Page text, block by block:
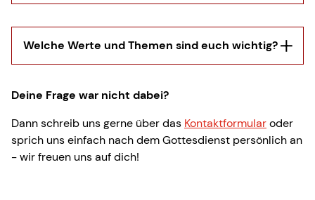
Gemeinschaft in einer offenen und
freundlichen Umgebung.
Ja, sehr gerne! Während des
Kindergottesdienst „Power Kids“ für Kinder
und einen Eltern-Kind-Raum für die
Kleinsten.
Welche Werte und Themen sind euch wichtig?
Wir möchten Menschen mit Jesus in
Kontakt bringen, weil wir glauben, dass
eine Begegnung mit Gott alles verändern
Deine Frage war nicht dabei?
Dann schreib uns gerne über das Kontaktformularoder
sprich uns einfach nach dem Gottesdienst persönlich an
- wir freuen uns auf dich!